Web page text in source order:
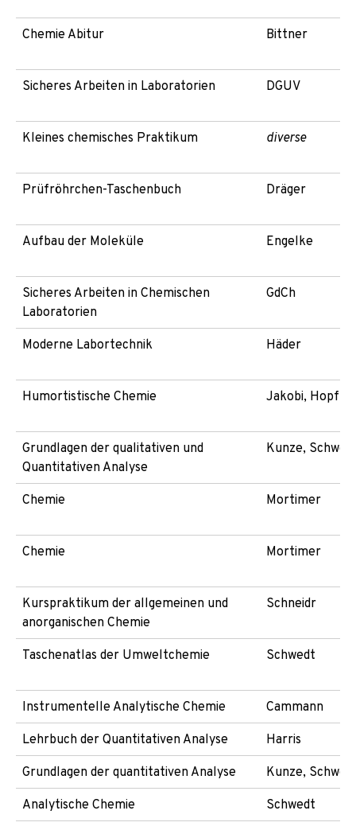
Chemie Abitur Bittner
Sicheres Arbeiten in Laboratorien DGUV
Kleines chemisches Praktikum diverse
Prüfröhrchen-Taschenbuch Dräger
Aufbau der Moleküle Engelke
Sicheres Arbeiten in Chemischen
Laboratorien
GdCh
Moderne Labortechnik Häder
Humortistische Chemie Jakobi, Hopf
Grundlagen der qualitativen und
Quantitativen Analyse
Kunze,
Chemie Mortimer
Chemie Mortimer
Kurspraktikum der allgemeinen und
anorganischen Chemie
Schneidr
Taschenatlas der Umweltchemie Schwedt
Instrumentelle Analytische Chemie
Cammann
Lehrbuch der Quantitativen Analyse
Harris
Grundlagen der quantitativen Analyse
Kunze,
Analytische Chemie
Schwedt